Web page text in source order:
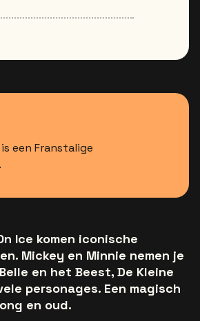
een Franstalige
Ice komen iconische
Mickey en Minnie nemen je
en het Beest, De Kleine
personages. Een magisch
en oud.